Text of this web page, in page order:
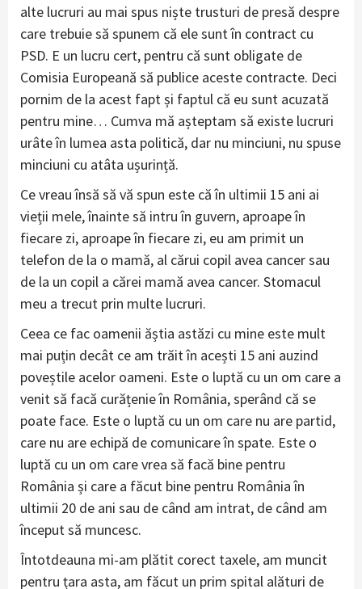
alte lucruri au mai spus niște trusturi de presă despre
care trebuie să spunem că ele sunt în contract cu
PSD. E un lucru cert, pentru că sunt obligate de
Comisia Europeană să publice aceste contracte. Deci
pornim de la acest fapt și faptul că eu sunt acuzată
pentru mine… Cumva mă așteptam să existe lucruri
urâte în lumea asta politică, dar nu minciuni, nu spuse
minciuni cu atâta ușurință.
Ce vreau însă să vă spun este că în ultimii 15 ani ai
vieții mele, înainte să intru în guvern, aproape în
fiecare zi, aproape în fiecare zi, eu am primit un
telefon de la o mamă, al cărui copil avea cancer sau
de la un copil a cărei mamă avea cancer. Stomacul
meu a trecut prin multe lucruri.
Ceea ce fac oamenii ăștia astăzi cu mine este mult
mai puțin decât ce am trăit în acești 15 ani auzind
poveștile acelor oameni. Este o luptă cu un om care a
venit să facă curățenie în România, sperând că se
poate face. Este o luptă cu un om care nu are partid,
care nu are echipă de comunicare în spate. Este o
luptă cu un om care vrea să facă bine pentru
România și care a făcut bine pentru România în
ultimii 20 de ani sau de când am intrat, de când am
început să muncesc.
Întotdeauna mi-am plătit corect taxele, am muncit
pentru țara asta, am făcut un prim spital alături de